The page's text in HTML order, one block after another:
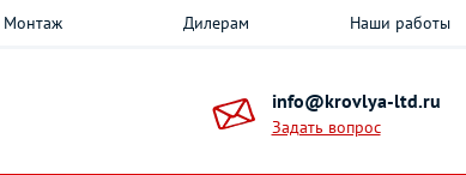
Монтаж Дилерам Наши работы
info@krovlya-ltd.ru
Задать вопрос